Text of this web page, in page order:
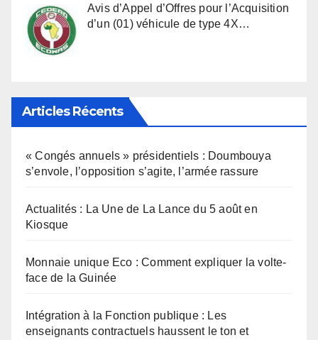
Avis d’Appel d’Offres pour l’Acquisition
d’un (01) véhicule de type 4X…
Articles Récents
« Congés annuels » présidentiels : Doumbouya
s’envole, l’opposition s’agite, l’armée rassure
Actualités : La Une de La Lance du 5 août en
Kiosque
Monnaie unique Eco : Comment expliquer la volte-
face de la Guinée
Intégration à la Fonction publique : Les
enseignants contractuels haussent le ton et